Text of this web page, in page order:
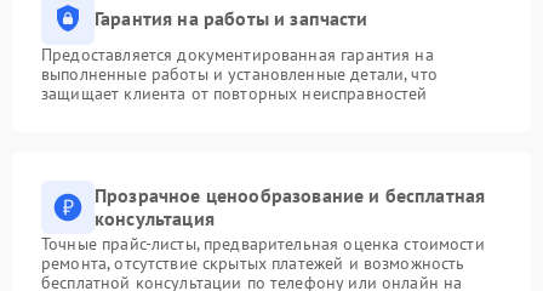
Гарантия на работы и запчасти
Предоставляется документированная гарантия на
выполненные работы и установленные детали, что
защищает клиента от повторных неисправностей
Прозрачное ценообразование и бесплатная
консультация
Точные прайс-листы, предварительная оценка стоимости
ремонта, отсутствие скрытых платежей и возможность
бесплатной консультации по телефону или онлайн на